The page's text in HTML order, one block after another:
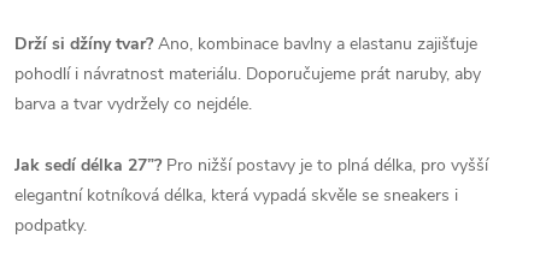
Drží si džíny tvar?Ano, kombinace bavlny a elastanu zajišťuje
pohodlí i návratnost materiálu. Doporučujeme prát naruby, aby
barva a tvar vydržely co nejdéle.
Jak sedí délka 27”?Pro nižší postavy je to plná délka, pro vyšší
elegantní kotníková délka, která vypadá skvěle se sneakers i
podpatky.